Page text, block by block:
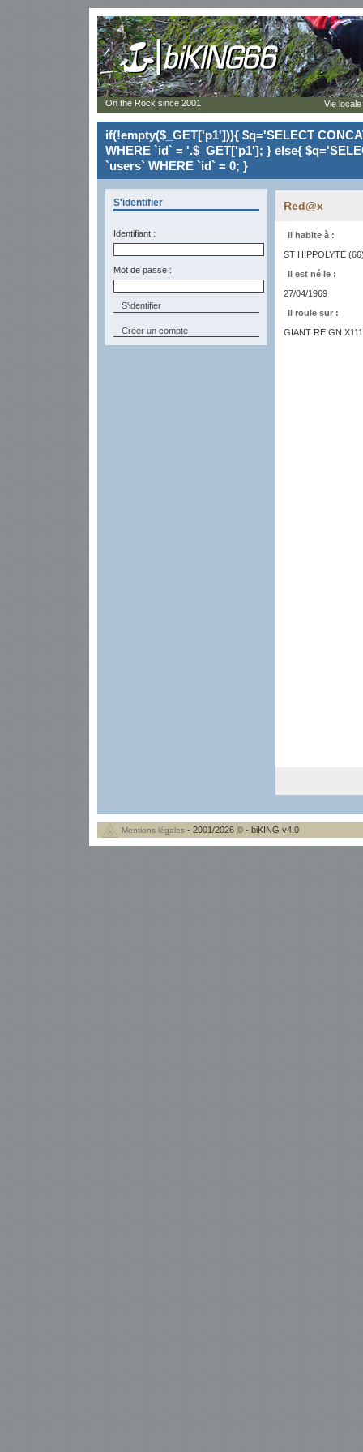
if(!empty($_GET['p1'])){ $q='SELECT
WHERE `id` = '.$_GET['p1']; } else{
`users` WHERE `id` = 0; }
S'identifier
Identifiant :
Mot de passe :
Créer un compte
Red@x
Il habite à :
ST HIPPOLYTE
Il est né le :
27/04/1969
Il roule sur :
GIANT REIGN X111
On the Rock since 2001 Vie
Mentions légales - 2001/2026 © - biKING v4.0